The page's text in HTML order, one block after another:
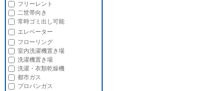
フリーレント
二世帯向き
常時ゴミ出し可能
エレベーター
フローリング
室内洗濯機置き場
洗濯機置き場
洗濯・衣類乾燥機
都市ガス
プロパンガス